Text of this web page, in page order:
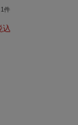
1件
込